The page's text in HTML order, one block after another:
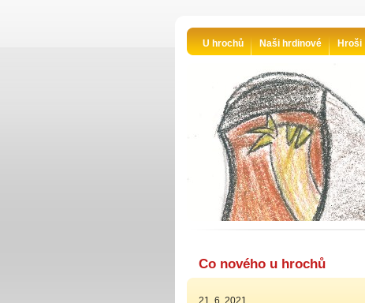
Co nového u hrochů
21. 6. 2021
U hrochů Naši hrdinové Hroši